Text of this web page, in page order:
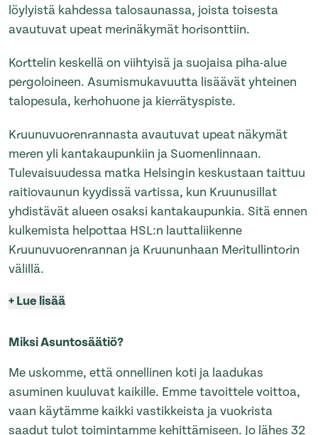
löylyistä kahdessa talosaunassa, joista toisesta
avautuvat upeat merinäkymät horisonttiin.
Korttelin keskellä on viihtyisä ja suojaisa piha-alue
pergoloineen. Asumismukavuutta lisäävät yhteinen
talopesula, kerhohuone ja kierrätyspiste.
Kruunuvuorenrannasta avautuvat upeat näkymät
meren yli kantakaupunkiin ja Suomenlinnaan.
Tulevaisuudessa matka Helsingin keskustaan taittuu
raitiovaunun kyydissä vartissa, kun Kruunusillat
yhdistävät alueen osaksi kantakaupunkia. Sitä ennen
kulkemista helpottaa HSL:n lauttaliikenne
Kruunuvuorenrannan ja Kruununhaan Meritullintorin
välillä.
+Lue lisää
Miksi Asuntosäätiö?
Me uskomme, että onnellinen koti ja laadukas
asuminen kuuluvat kaikille. Emme tavoittele voittoa,
vaan käytämme kaikki vastikkeista ja vuokrista
saadut tulot toimintamme kehittämiseen. Jo lähes 32